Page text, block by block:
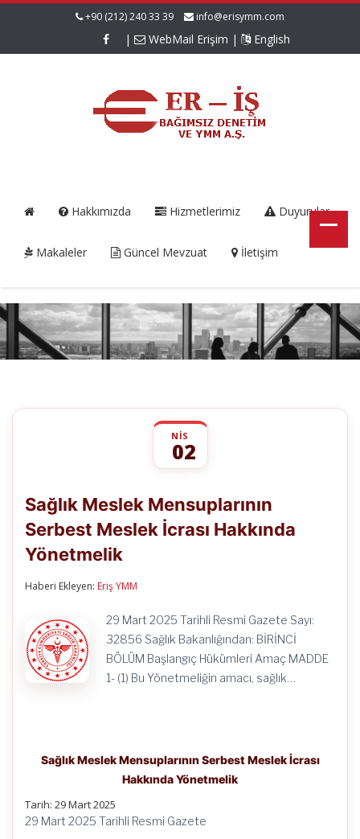
+90 (212) 240 33 39 info@erisymm.com
| WebMail Erişim | English
Hakkımızda Hizmetlerimiz Duyurular
Makaleler Güncel Mevzuat İletişim
NIS
02
Mensuplarının
Serbest
Meslek
Sağlık Meslek Mensuplarının
Serbest Meslek İcrası Hakkında
Yönetmelik
Haberi Ekleyen: Eriş YMM
29 Mart 2025 Tarihli Resmi Gazete Sayı:
32856 Sağlık Bakanlığından: BİRİNCİ
BÖLÜM Başlangıç Hükümleri Amaç MADDE
1- (1) Bu Yönetmeliğin amacı, sağlık…
Sağlık Meslek Mensuplarının Serbest Meslek İcrası
Hakkında Yönetmelik
Tarih: 29 Mart 2025
29 Mart 2025 Tarihli Resmi Gazete